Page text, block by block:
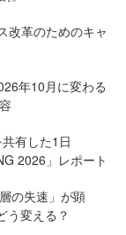
革のためのキャ
年10月に変わる
有した1日
2026」レポート
の失速」が顕
う変える？